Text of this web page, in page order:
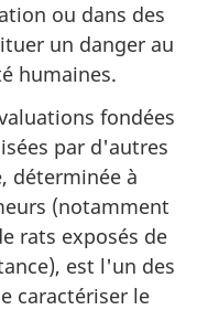
ou dans des
un danger au
humaines.
fondées
par d'autres
déterminée à
(notamment
rats exposés de
est l'un des
caractériser le